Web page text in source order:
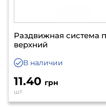
Раздвижная система
верхний
В наличии
11.40 грн
шт